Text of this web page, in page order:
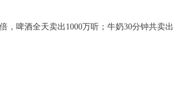
，啤酒全天卖出1000万听；牛奶30分钟共卖出